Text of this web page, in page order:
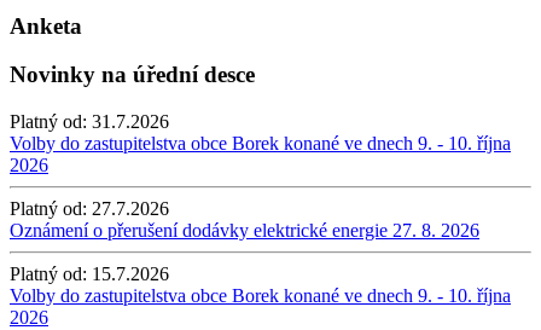
Anketa
Novinky na úřední desce
Platný od: 31.7.2026
Volby do zastupitelstva obce Borek konané ve dnech 9. - 10. října
2026
Platný od: 27.7.2026
Oznámení o přerušení dodávky elektrické energie 27. 8. 2026
Platný od: 15.7.2026
Volby do zastupitelstva obce Borek konané ve dnech 9. - 10. října
2026